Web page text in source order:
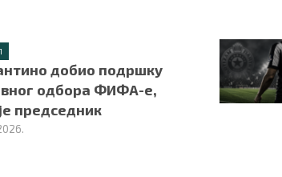
добио подршку
одбора ФИФА-е,
председник